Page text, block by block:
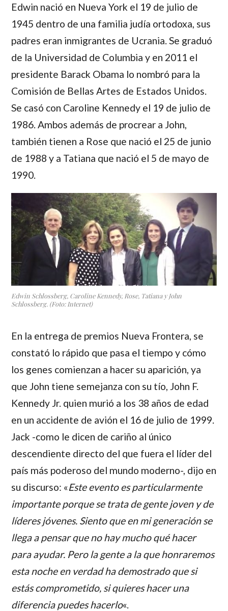
Edwin nació en Nueva York el 19 de julio de
1945 dentro de una familia judía ortodoxa, sus
padres eran inmigrantes de Ucrania. Se graduó
de la Universidad de Columbia y en 2011 el
presidente Barack Obama lo nombró para la
Comisión de Bellas Artes de Estados Unidos.
Se casó con Caroline Kennedy el 19 de julio de
1986. Ambos además de procrear a John,
también tienen a Rose que nació el 25 de junio
de 1988 y a Tatiana que nació el 5 de mayo de
1990.
Edwin Schlossberg, Caroline Kennedy, Rose, Tatiana y John
Schlossberg. (Foto: Internet)
En la entrega de premios Nueva Frontera, se
constató lo rápido que pasa el tiempo y cómo
los genes comienzan a hacer su aparición, ya
que John tiene semejanza con su tío, John F.
Kennedy Jr. quien murió a los 38 años de edad
en un accidente de avión el 16 de julio de 1999.
Jack -como le dicen de cariño al único
descendiente directo del que fuera el líder del
país más poderoso del mundo moderno-, dijo en
su discurso: «Este evento es particularmente
importante porque se trata de gente joven y de
líderes jóvenes. Siento que en mi generación se
llega a pensar que no hay mucho qué hacer
para ayudar. Pero la gente a la que honraremos
esta noche en verdad ha demostrado que si
estás comprometido, si quieres hacer una
diferencia puedes hacerlo«.